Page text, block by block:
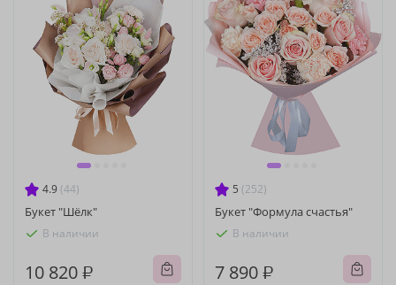
4.9 (44)
Букет "Шёлк"
В наличии
10 820 ₽
5 (252)
Букет "Формула счастья"
В наличии
7 890 ₽